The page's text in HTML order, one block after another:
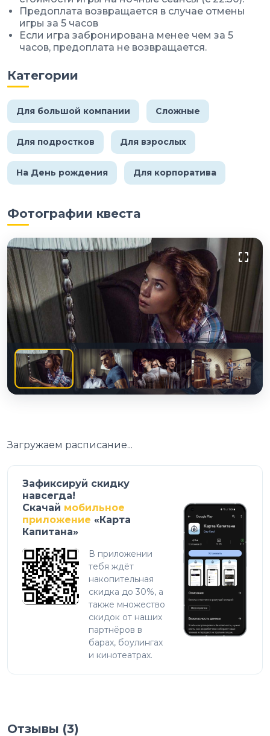
Предоплата возвращается в случае отмены
игры за 5 часов
Если игра забронирована менее чем за 5
часов, предоплата не возвращается.
Категории
Для большой компании Сложные
Для подростков Для взрослых
На День рождения Для корпоратива
Фотографии квеста
Загружаем расписание...
Зафиксируй скидку
навсегда!
Скачай мобильное
приложение «Карта
Капитана»
В приложении
тебя ждёт
накопительная
скидка до 30%, а
также множество
скидок от наших
партнёров в
барах, боулингах
и кинотеатрах.
Отзывы (3)